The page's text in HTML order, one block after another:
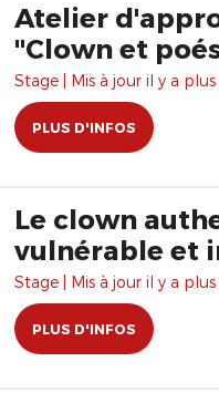
Atelier
"Clown et
Stage | Mis à jour il y a plus
PLUS D'INFOS
Le clown
vulnérable et
Stage | Mis à jour il y a plus
PLUS D'INFOS